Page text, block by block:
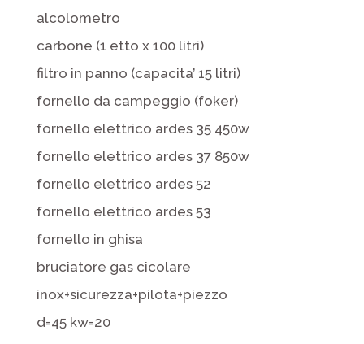
alcolometro
carbone (1 etto x 100 litri)
filtro in panno (capacita’ 15 litri)
fornello da campeggio (foker)
fornello elettrico ardes 35 450w
fornello elettrico ardes 37 850w
fornello elettrico ardes 52
fornello elettrico ardes 53
fornello in ghisa
bruciatore gas cicolare
inox+sicurezza+pilota+piezzo
d=45 kw=20